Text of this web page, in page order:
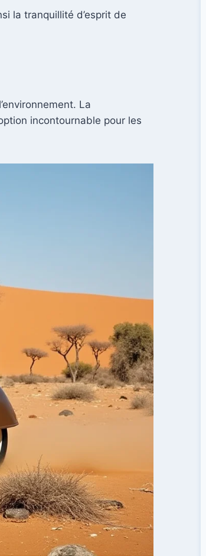
la tranquillité d’esprit de
La
incontournable pour les